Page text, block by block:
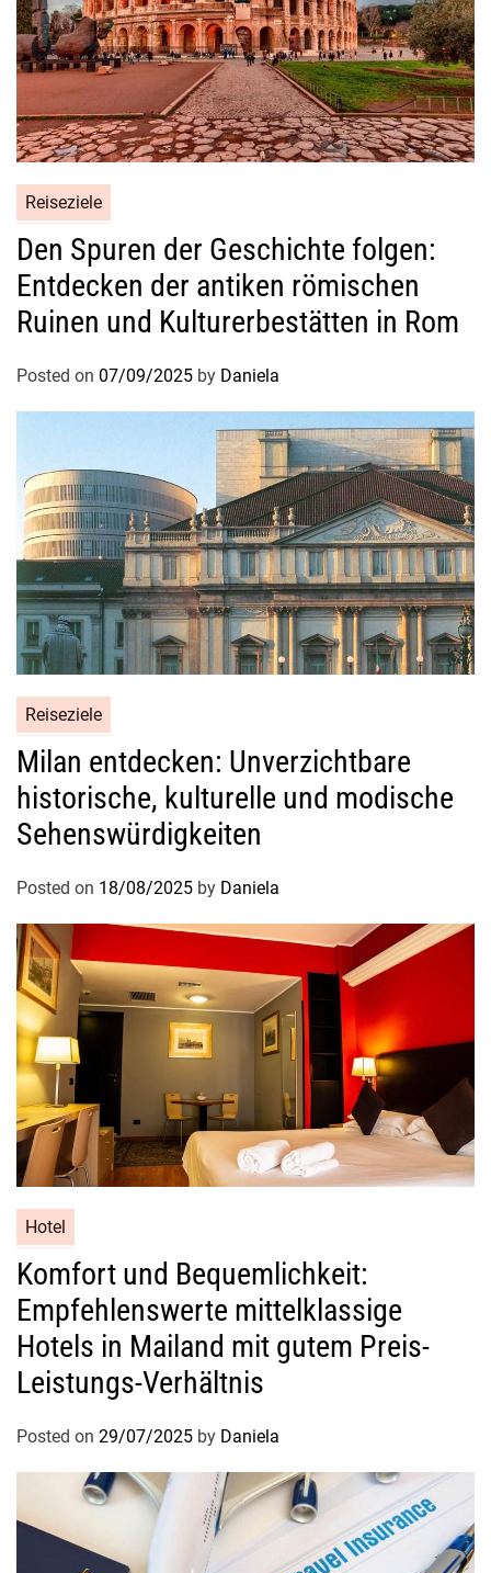
e
i
s
a
n
a
s
e
r
I
h
r
e
n
b
e
s
c
w
r
t
e
n
B
a
l
i
-
U
a
u
b
Reiseziele
Den Spuren der Geschichte folgen:
Entdecken der antiken römischen
Ruinen und Kulturerbestätten in Rom
Posted on 07/09/2025 by Daniela
Reiseziele
Milan entdecken: Unverzichtbare
historische, kulturelle und modische
Sehenswürdigkeiten
Posted on 18/08/2025 by Daniela
Hotel
Komfort und Bequemlichkeit:
Empfehlenswerte mittelklassige
Hotels in Mailand mit gutem Preis-
Leistungs-Verhältnis
Posted on 29/07/2025 by Daniela